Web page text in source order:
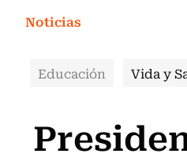
Noticias
Educación Vida y